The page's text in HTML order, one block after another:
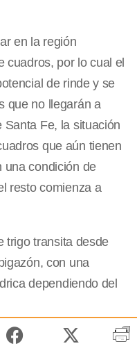
en la región
cuadros, por lo cual el
de rinde y se
que no llegarán a
Fe, la situación
que aún tienen
una condición de
resto comienza a
trigo transita desde
con una
dependiendo del